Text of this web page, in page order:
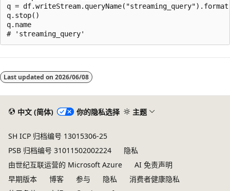
q =
q.stop()
q.name
模
式
Last updated on 2026/06/08
中文 (简体) 你的隐私选择 主题
SH ICP 归档编号 13015306-25
PSB 归档编号 31011502002224
隐私
由世纪互联运营的 Microsoft Azure
AI 免责声明
早期版本
博客 参与 隐私
消费者健康隐私